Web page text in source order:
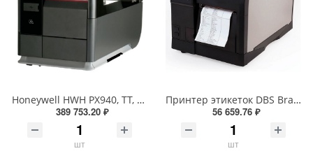
Honeywell HWH PX940, TT, 300dpi, Bt, верификатор, Eth, вн. намотчик, отделитель, датчик наличия этикетки, RTC (PX940V30100060300)
389 753.20 ₽
шт
Принтер этикеток DBS Bravo-L промышленный (термотрансферный, 203dpi, 152мм/сек)
56 659.76 ₽
шт